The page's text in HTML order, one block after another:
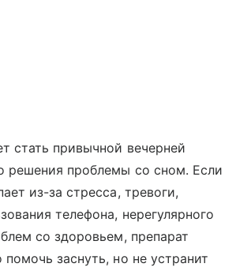
стать привычной вечерней
решения проблемы со сном. Если
из-за стресса, тревоги,
телефона, нерегулярного
со здоровьем, препарат
заснуть, но не устранит